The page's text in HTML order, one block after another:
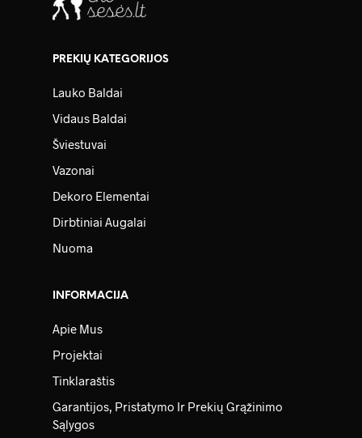
PREKIŲ KATEGORIJOS
Lauko Baldai
Vidaus Baldai
Šviestuvai
Vazonai
Dekoro Elementai
Dirbtiniai Augalai
Nuoma
INFORMACIJA
Apie Mus
Projektai
Tinklaraštis
Garantijos, Pristatymo Ir Prekių Grąžinimo
Sąlygos